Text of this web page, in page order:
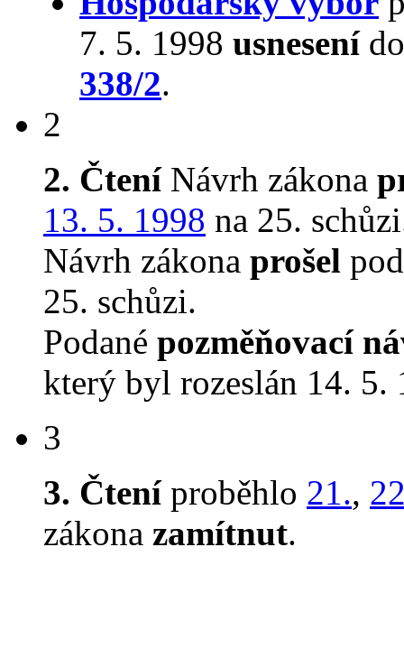
7. 5. 1998 usnesení
338/2.
2
2. ČteníNávrh zákona
13. 5. 1998 na 25.
Návrh zákona prošel
25. schůzi.
Podané pozměňovací
který byl rozeslán 14. 5.
3
3. Čteníproběhlo 21.,
zákona zamítnut.